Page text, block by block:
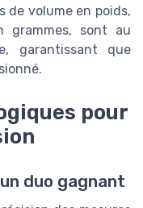
de volume en poids,
grammes, sont au
garantissant que
pour
duo gagnant